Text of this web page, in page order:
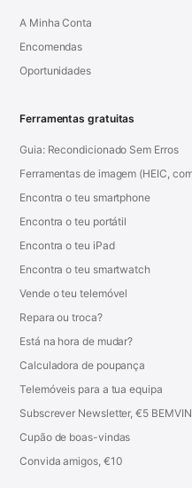
A Minha Conta
Encomendas
Oportunidades
Ferramentas gratuitas
Guia: Recondicionado Sem Erros
Ferramentas de imagem (HEIC,
Encontra o teu smartphone
Encontra o teu portátil
Encontra o teu iPad
Encontra o teu smartwatch
Vende o teu telemóvel
Repara ou troca?
Está na hora de mudar?
Calculadora de poupança
Telemóveis para a tua equipa
Subscrever Newsletter, €5
Cupão de boas-vindas
Convida amigos, €10